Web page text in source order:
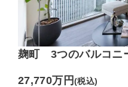
麹町 3つのバルコニ
27,770万円(税込)